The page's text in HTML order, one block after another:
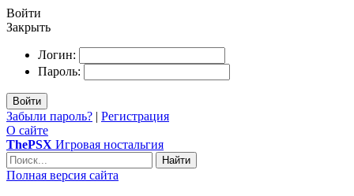
Войти
Закрыть
Логин:
Пароль:
Войти
Забыли пароль? | Регистрация
О сайте
ThePSX Игровая ностальгия
Найти
Полная версия сайта